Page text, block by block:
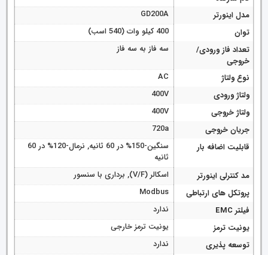
مدل اینورتر
GD200A
توان
400 کیلو وات (540 اسب)
تعداد فاز ورودی/
خروجی
سه فاز به سه فاز
نوع ولتاژ
AC
ولتاژ ورودی
400V
ولتاژ خروجی
400V
جریان خروجی
720a
قابلیت اضافه بار
سنگین-150% در 60 ثانیه, نرمال-120% در 60
ثانیه
مد کنترلی اینورتر
اسکالر (V/F), برداری با سنسور
پروتکل های ارتباطی
Modbus
فیلتر EMC
ندارد
یونیت ترمز
یونیت ترمز خارجی
توسعه پذیری
ندارد